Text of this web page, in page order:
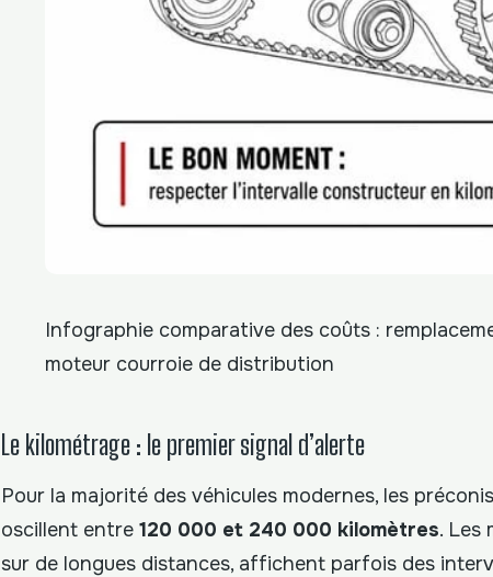
Infographie comparative des coûts :
moteur courroie de distribution
Le kilométrage : le premier signal d’alerte
Pour la majorité des véhicules modernes, les
oscillent entre 120 000 et 240 000 kilomètres. Les
sur de longues distances, affichent parfois des